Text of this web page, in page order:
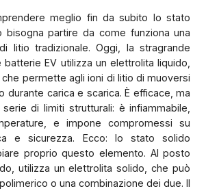
meglio fin da subito lo stato
partire da come funziona una
litio tradizionale. Oggi, la stragrande
EV utilizza un elettrolita liquido,
permette agli ioni di litio di muoversi
durante carica e scarica. È efficace, ma
di limiti strutturali: è infiammabile,
e impone compromessi su
e sicurezza. Ecco: lo stato solido
proprio questo elemento. Al posto
utilizza un elettrolita solido, che può
o una combinazione dei due. Il